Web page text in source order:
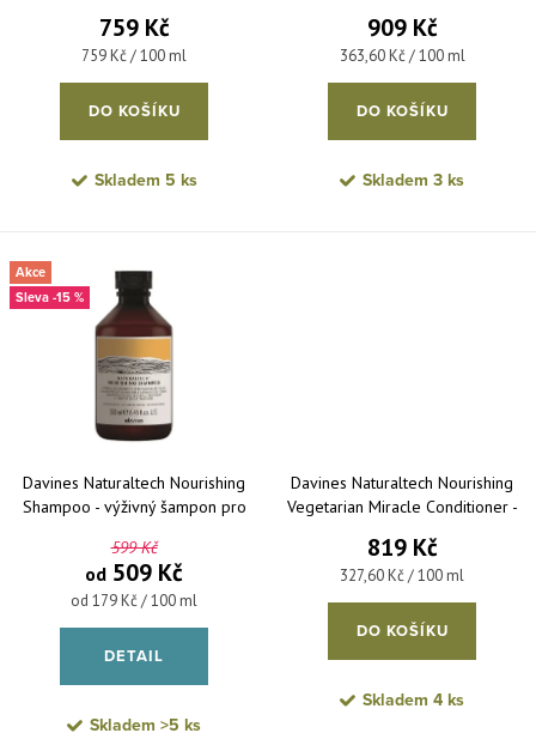
759 Kč
Měrná cena:
759 Kč / 100 ml
DO KOŠÍKU
Skladem 5 ks
ml
909 Kč
Měrná cena:
363,60 Kč / 100 ml
DO KOŠÍKU
Skladem 3 ks
Akce
-15 %
Davines Naturaltech Nourishing
Shampoo - výživný šampon pro
599 Kč
od 509 Kč
Měrná cena:
od 179 Kč / 100 ml
DETAIL
Skladem >5 ks
Davines Naturaltech Nourishing
Vegetarian Miracle Conditioner -
lámavé vlasy 250 ml
819 Kč
Měrná cena:
327,60 Kč / 100 ml
DO KOŠÍKU
Skladem 4 ks